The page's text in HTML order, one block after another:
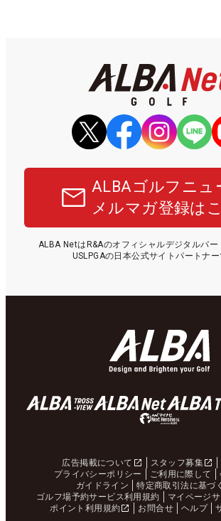
ALBAゴルフニュ
メルマガ登録は
ALBA NetはR&Aのオフィシャルデジタルパー
USLPGAの日本公式サイトパートナー
広告掲載について スタッフ募集
プライバシーポリシー
ご利用に際して
ガイドライン
特定商取引法に基づ
ゴルフ場予約サービス利用規約
マイページ
ポイント利用規約
お問合せ ヘルプ